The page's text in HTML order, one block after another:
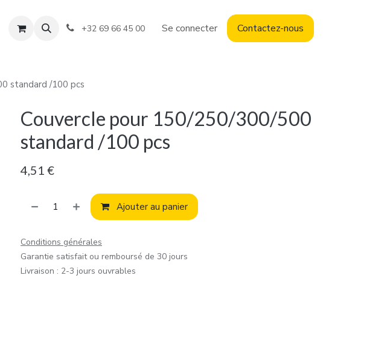
+32 69 66 45 00 Se connecter Contactez-nous
standard /100 pcs
Couvercle pour 150/250/300/500
standard /100 pcs
4,51 €
Ajouter au panier
Conditions générales
Garantie satisfait ou remboursé de 30 jours
Livraison : 2-3 jours ouvrables